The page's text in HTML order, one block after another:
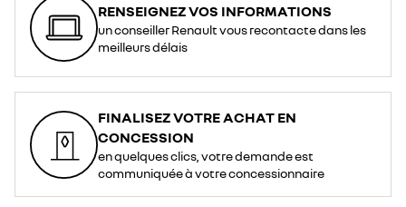
RENSEIGNEZ VOS INFORMATIONS
un conseiller Renault vous recontacte dans les
meilleurs délais
FINALISEZ VOTRE ACHAT EN
CONCESSION
en quelques clics, votre demande est
communiquée à votre concessionnaire